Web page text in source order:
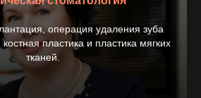
операция удаления зуба
пластика и пластика мягких
тканей.